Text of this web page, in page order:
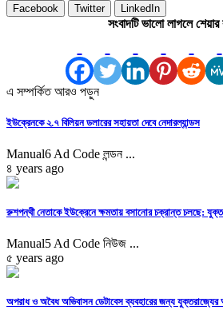
Facebook Twitter LinkedIn
সংবাদটি ভালো লাগলে
এ সম্পর্কিত আরও পড়ুন
ইউক্রেনকে ২.৭ বিলিয়ন ডলারের সহায়তা দেবে নেদারল্যান্ডস
Manual6 Ad Code লন্ডন ...
৪ years ago
রুশপন্থী নেতাকে ইউক্রেনে ক্ষমতায় বসানোর চক্রান্ত চলছে:
Manual5 Ad Code নিউজ ...
৫ years ago
অপরাধ ও অবৈধ অভিবাসন ডেটাবেস ব্যবহারের জন্য